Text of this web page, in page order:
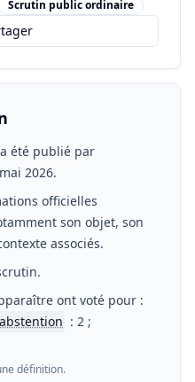
Scrutin public ordinaire
été publié par
2026.
officielles
son objet, son
associés.
ont voté pour :
abstention : 2 ;
définition.